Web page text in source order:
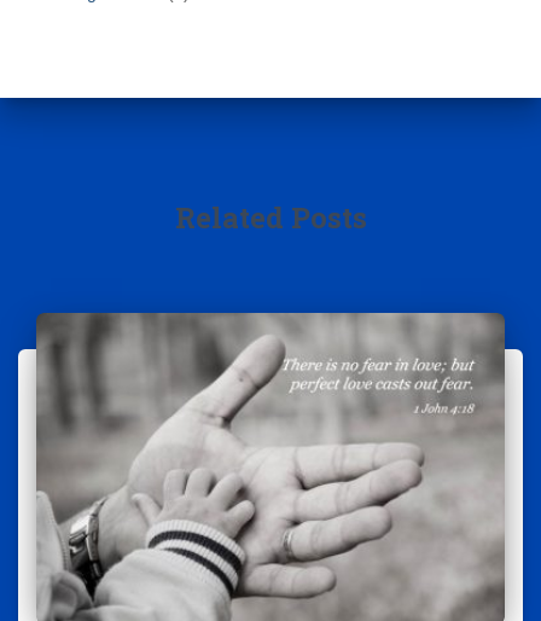
Related Posts